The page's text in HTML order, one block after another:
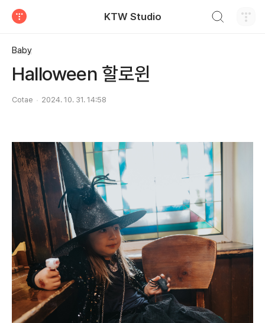
KTW Studio
Baby
Halloween 할로윈
Cotae 2024. 10. 31. 14:58